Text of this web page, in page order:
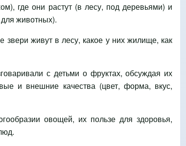
где они растут (в лесу, под деревьями) и
животных).
звери живут в лесу, какое у них жилище, как
с детьми о фруктах, обсуждая их
и внешние качества (цвет, форма, вкус,
овощей, их пользе для здоровья,